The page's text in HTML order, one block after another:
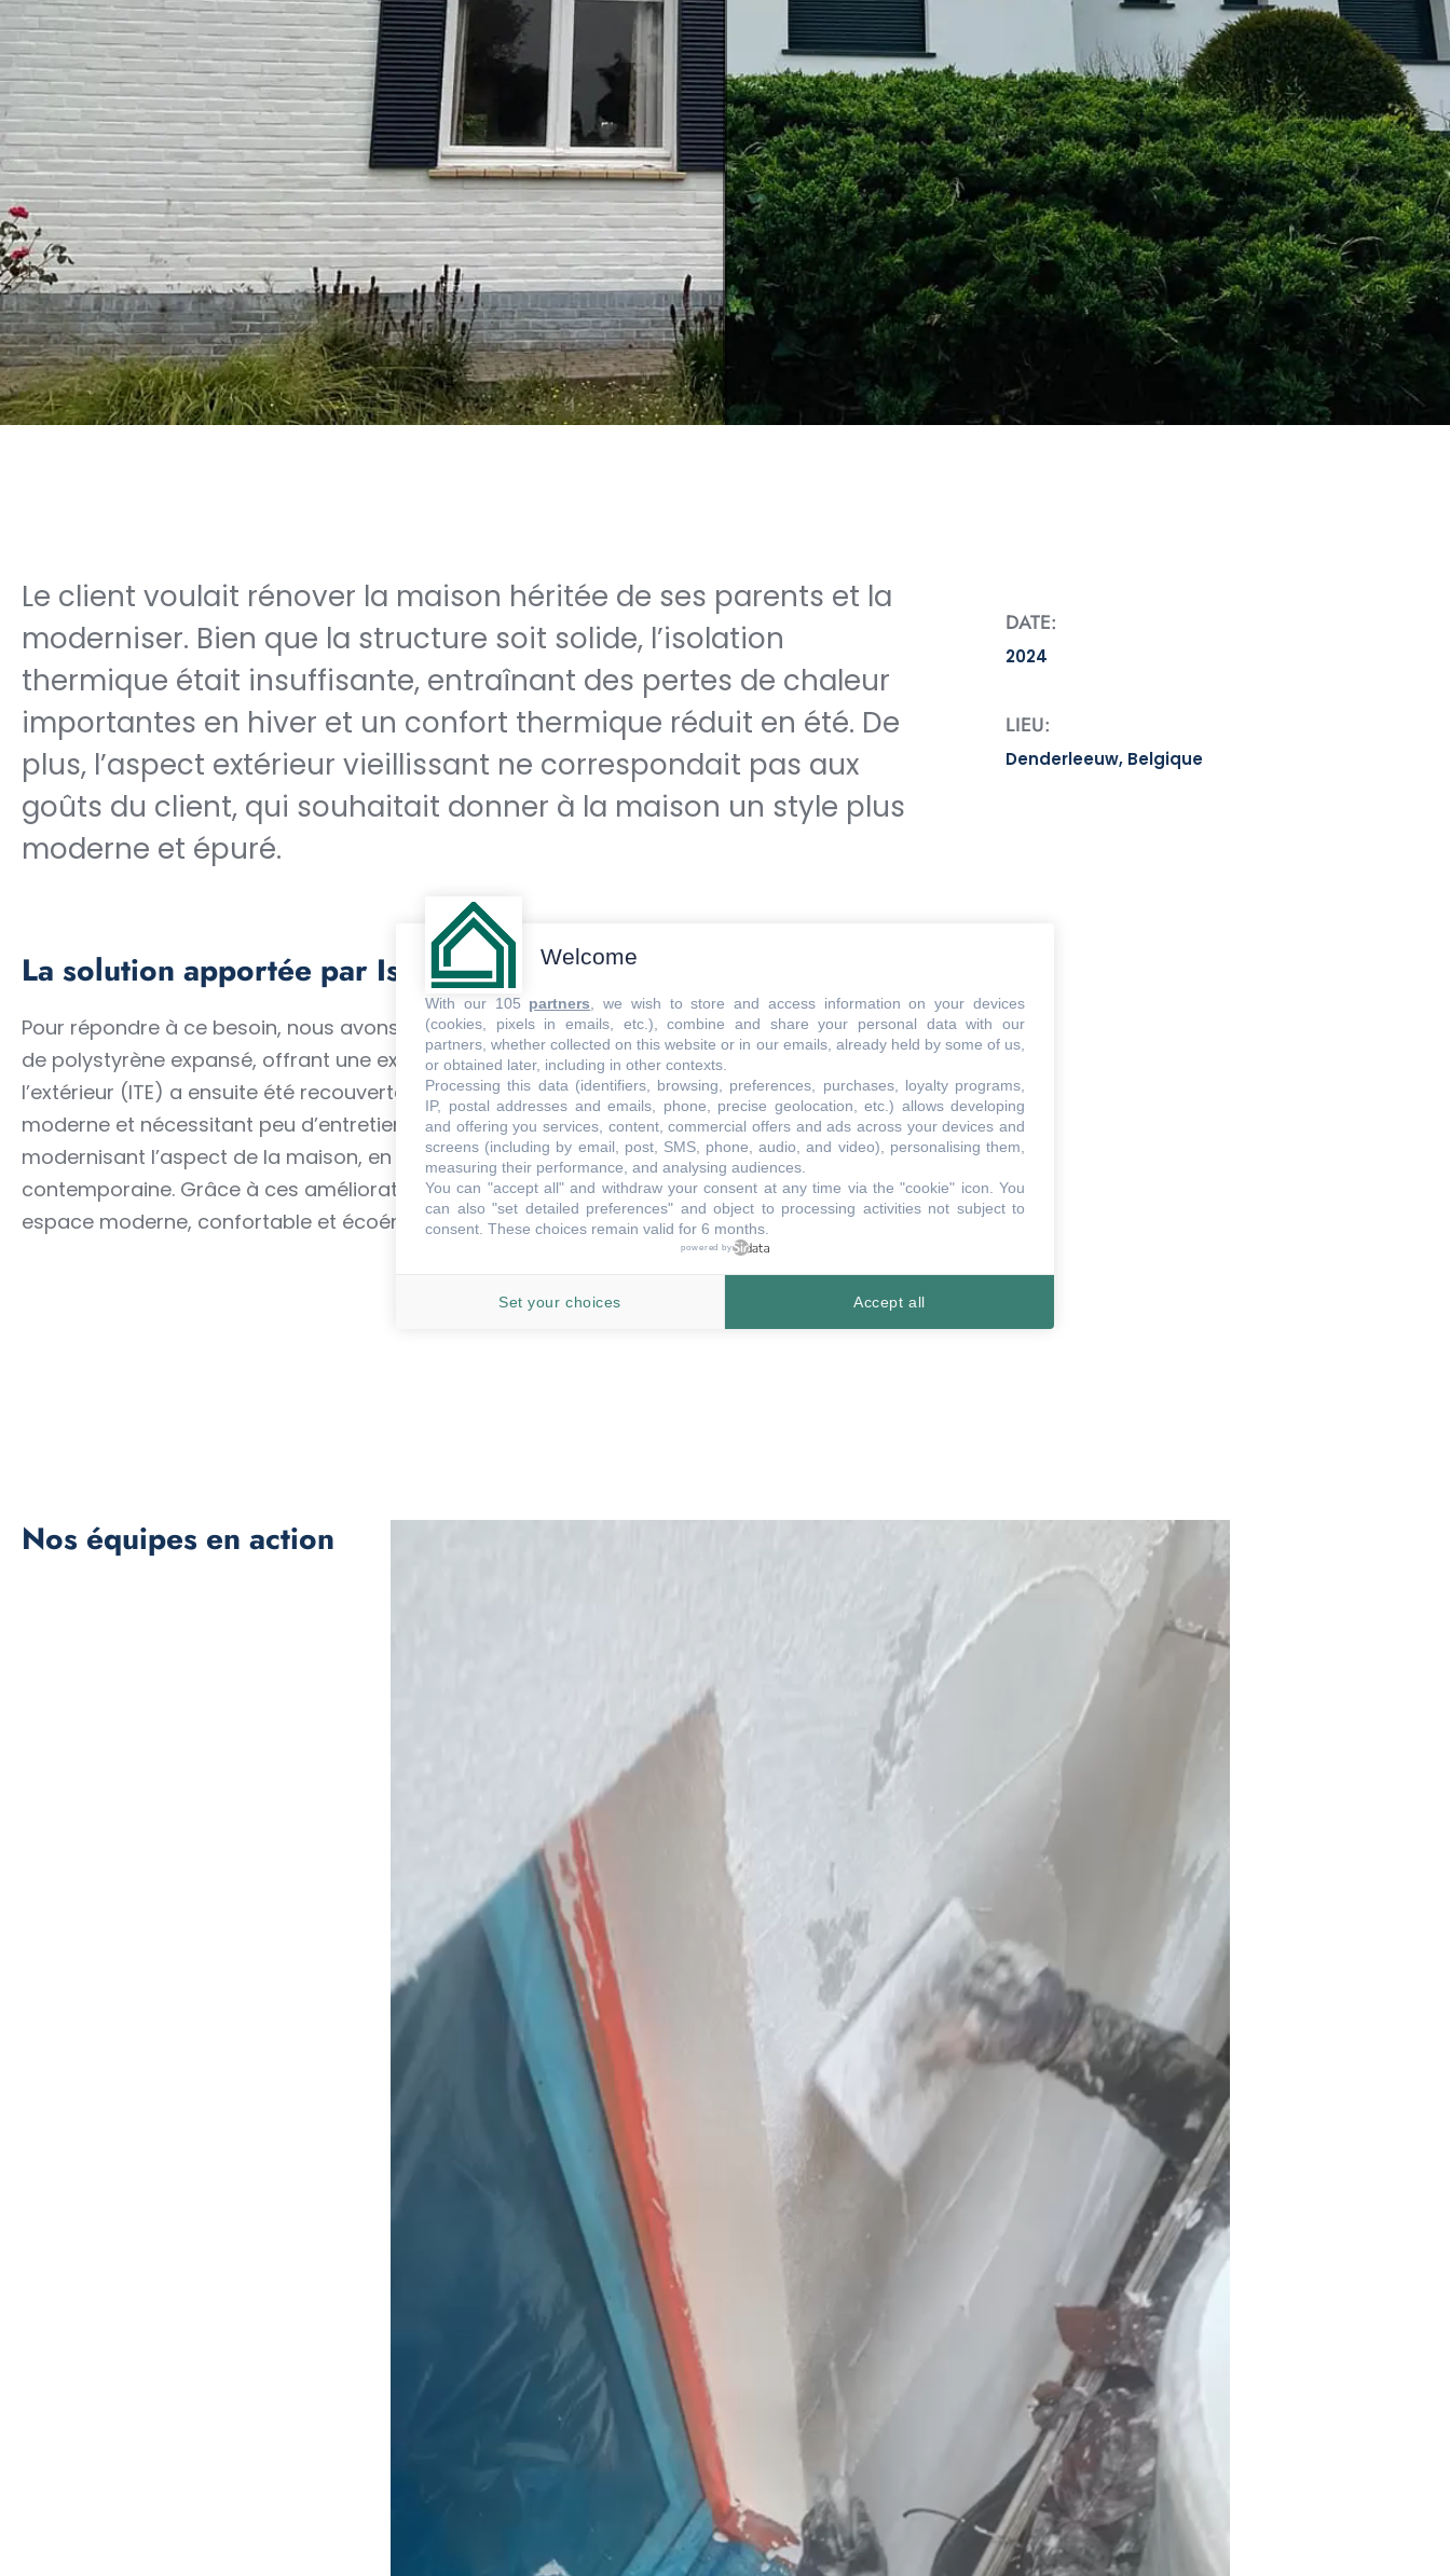
Le client voulait rénover la maison héritée de ses parents et la
moderniser. Bien que la structure soit solide, l’isolation
thermique était insuffisante, entraînant des pertes de chaleur
importantes en hiver et un confort thermique réduit en été. De
plus, l’aspect extérieur vieillissant ne correspondait pas aux
goûts du client, qui souhaitait donner à la maison un style plus
moderne et épuré.
La solution apportée par Isoleaz
Pour répondre à ce besoin, nous avons isolé les façades de la maison avec des panneaux
de polystyrène expansé, offrant une excellente isolation thermique. Cette isolation par
l’extérieur (ITE) a ensuite été recouverte d’un crépi auto-nettoyant pour une finition
moderne et nécessitant peu d’entretien. Ce crépi protège les panneaux tout en
modernisant l’aspect de la maison, en lui apportant une touche élégante et
contemporaine. Grâce à ces améliorations, le client a pu transformer la maison en un
espace moderne, confortable et écoénergétique, tout en préservant le patrimoine familial.
DATE:
2024
LIEU:
Denderleeuw, Belgique
Nos équipes en action
Welcome
With our 105 partners , we wish to store and access information on your devices
(cookies, pixels in emails, etc.), combine and share your personal data with our
partners, whether collected on this website or in our emails, already held by some of us,
or obtained later, including in other contexts.
Processing this data (identifiers, browsing, preferences, purchases, loyalty programs,
IP, postal addresses and emails, phone, precise geolocation, etc.) allows developing
and offering you services, content, commercial offers and ads across your devices and
screens (including by email, post, SMS, phone, audio, and video), personalising them,
measuring their performance, and analysing audiences.
You can "accept all" and withdraw your consent at any time via the "cookie" icon . You
can also "set detailed preferences" and object to processing activities not subject to
consent. These choices remain valid for 6 months.
powered by
Set your choices Accept all